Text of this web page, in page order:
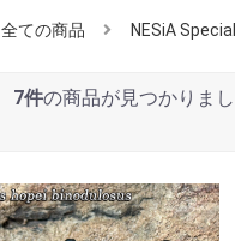
全ての商品 NESiA
7件の商品が見つかりま